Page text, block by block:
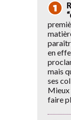
en
mais
ses
Mieux
faire